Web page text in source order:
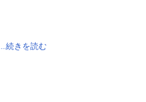
...続きを読む